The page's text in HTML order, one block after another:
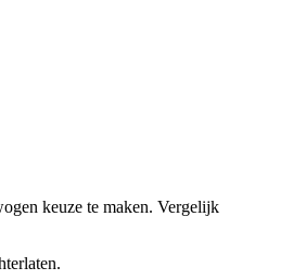
keuze te maken. Vergelijk